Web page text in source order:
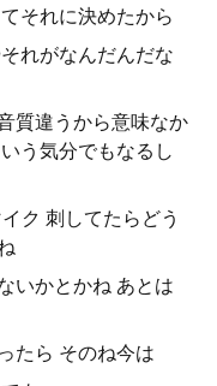
それに決めたから
れがなんだんだな
質違うから意味なか
う気分でもなるし
ク 刺してたらどう
いかとかね あとは
たら そのね今は